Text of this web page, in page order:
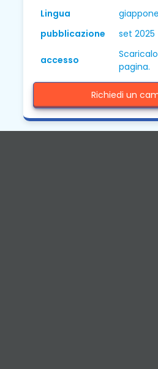
Lingua
pubblicazione
set 2025
accesso
pagina.
Richiedi un